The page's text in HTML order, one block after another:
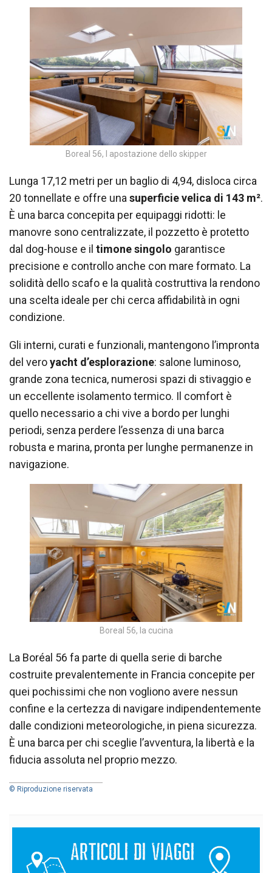
Boreal 56, l apostazione dello skipper
Lunga 17,12 metri per un baglio di 4,94, disloca circa
20 tonnellate e offre una superficie velica di 143 m².
È una barca concepita per equipaggi ridotti: le
manovre sono centralizzate, il pozzetto è protetto
dal dog-house e il timone singolo garantisce
precisione e controllo anche con mare formato. La
solidità dello scafo e la qualità costruttiva la rendono
una scelta ideale per chi cerca affidabilità in ogni
condizione.
Gli interni, curati e funzionali, mantengono l’impronta
del veroyacht d’esplorazione: salone luminoso,
grande zona tecnica, numerosi spazi di stivaggio e
un eccellente isolamento termico. Il comfort è
quello necessario a chi vive a bordo per lunghi
periodi, senza perdere l’essenza di una barca
robusta e marina, pronta per lunghe permanenze in
navigazione.
Boreal 56, la cucina
La Boréal 56 fa parte di quella serie di barche
costruite prevalentemente in Francia concepite per
quei pochissimi che non vogliono avere nessun
confine e la certezza di navigare indipendentemente
dalle condizioni meteorologiche, in piena sicurezza.
È una barca per chi sceglie l’avventura, la libertà e la
fiducia assoluta nel proprio mezzo.
© Riproduzione riservata